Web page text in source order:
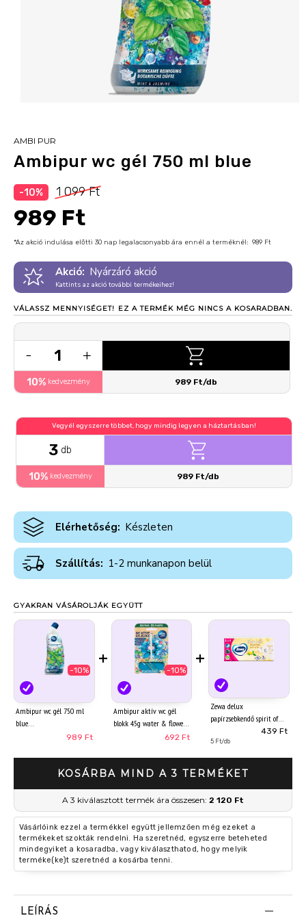
AMBI PUR
Ambipur wc gél 750 ml blue
-10% 1 099 Ft
989 Ft
*Az akció indulása előtti 30 nap legalacsonyabb ára ennél a terméknél: 989 Ft
Akció: Nyárzáró akció
Kattints az akció további termékeihez!
VÁLASSZ MENNYISÉGET! EZ A TERMÉK MÉG NINCS A KOSARADBAN.
- 1 +
10% kedvezmény 989 Ft/db
Vegyél egyszerre többet, hogy mindig legyen a háztartásban!
3 db
10% kedvezmény 989 Ft/db
Elérhetőség: Készleten
Szállítás: 1-2 munkanapon belül
GYAKRAN VÁSÁROLJÁK EGYÜTT
-10%
Ambipur wc gél 750 ml
blue
989 Ft
+
-10%
Ambipur aktív wc gél
blokk 45g water & flowers
692 Ft
+
Zewa delux
papírzsebkendő spirit of
tea 3 rétegű 90 db439 Ft
5 Ft/db
KOSÁRBA MIND A 3 TERMÉKET
A 3 kiválasztott termék ára összesen: 2 120 Ft
Vásárlóink ezzel a termékkel együtt jellemzően még ezeket a
termékeket szokták rendelni. Ha szeretnéd, egyszerre beteheted
mindegyiket a kosaradba, vagy kiválaszthatod, hogy melyik
terméke(ke)t szeretnéd a kosárba tenni.
LEÍRÁS